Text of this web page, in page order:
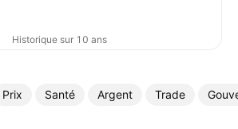
Historique sur 10 ans
Prix Santé Argent Trade